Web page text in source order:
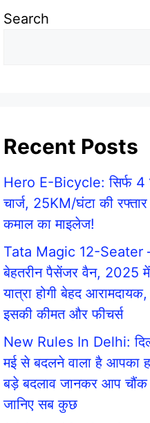
Search
Recent Posts
Hero E-Bicycle: सिर्फ 4
चार्ज, 25KM/घंटा की
कमाल का माइलेज!
Tata Magic 12-Seater
बेहतरीन पैसेंजर वैन, 2025
यात्रा होगी बेहद
इसकी कीमत और फीचर्स
New Rules In Delhi:
मई से बदलने वाला है आपका
बड़े बदलाव जानकर आप चौंक
जानिए सब कुछ